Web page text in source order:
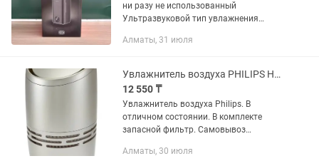
ни разу не использованный
Ультразвуковой тип увлажнения
до 40 м2 Диапазон регулировки
уровень шума...
Алматы, 31 июля
Увлажнитель воздуха PHILIPS HU4707
12 550 ₸
Увлажнитель воздуха Philips. В
отличном состоянии. В комплекте
запасной фильтр. Самовывоз
131к3. Отправка по городу, и в любое
Алматы, 30 июля